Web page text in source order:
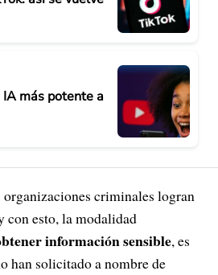
más potente a
organizaciones criminales logran
con esto, la modalidad
información sensible, es
han solicitado a nombre de